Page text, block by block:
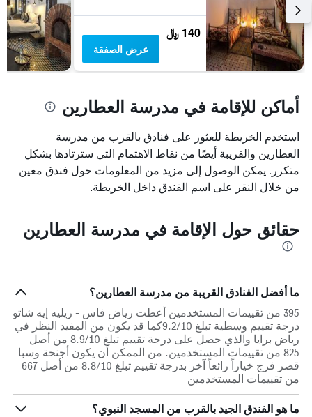
140 ﷼
عرض الصفقة
أماكن للإقامة في مدرسة العطارين
استخدم الخريطة للعثور على فنادق بالقرب من مدرسة
العطارين والقريبة أيضًا من نقاط الاهتمام التي سترتادها بشكل
متكرر. يمكن الوصول إلى مزيد من المعلومات حول فندق معين
من خلال النقر على اسم الفندق داخل الخريطة.
حقائق حول الإقامة في مدرسة العطارين
ما أفضل الفنادق القريبة من مدرسة العطارين؟
395 من تقييمات المستخدمين أعطت رياض فاس - ريليه إيه شاتو
درجة تقييم وسطية تبلغ 9.2/10كما قد يكون من المفيد النظر في
رياض برايا والذي حصل على درجة تقييم تبلغ 8.9/10 من أصل
825 من تقييمات المستخدمين. من الممكن أن يكون أجنحة وسبا
قصر فرج خياراً رائعاً آخر بدرجة تقييم تبلغ 8.8/10 من أصل 667
من تقييمات المستخدمين
ما هو الفندق الجيد بالقرب من المسجد النبوي؟